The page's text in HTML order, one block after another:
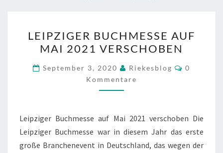
BUCHMESSE
AUF
MAI
2021
VERSCHOBEN
LEIPZIGER BUCHMESSE AUF
MAI 2021 VERSCHOBEN
September 3, 2020 Riekesblog
0
Kommentare
Leipziger Buchmesse auf Mai 2021 verschoben Die
Leipziger Buchmesse war in diesem Jahr das erste
große Branchenevent in Deutschland, das wegen der